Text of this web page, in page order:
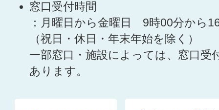
窓口受付時間
：月曜日から金曜日 9時00分から
（祝日・休日・年末年始を除く）
一部窓口・施設によっては、窓口受
あります。